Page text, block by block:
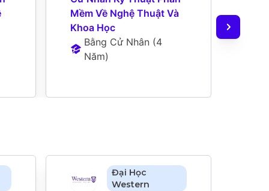
Mềm Về Nghệ Thuật Và
Khoa Học
Bằng Cử Nhân (4
Năm)
Đại Học
Western